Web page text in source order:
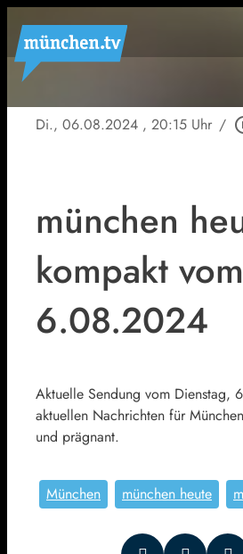
Di., 06.08.2024 , 20:15 Uhr /
münchen
kompakt vom
6.08.2024
Aktuelle Sendung vom Dienstag,
aktuellen Nachrichten für
und prägnant.
München münchen heute